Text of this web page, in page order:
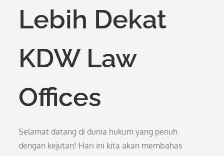
Lebih Dekat
KDW Law
Offices
Selamat datang di dunia hukum yang penuh
dengan kejutan! Hari ini kita akan membahas